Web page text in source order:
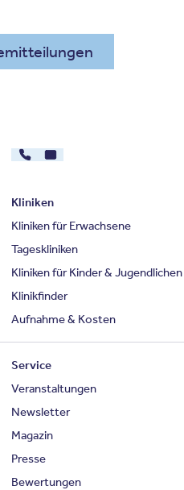
030 - 26478607
Kontakt
Kliniken
Kliniken für Erwachsene
Tageskliniken
Kliniken für Kinder & Jugendlichen
Klinikfinder
Aufnahme & Kosten
Service
Veranstaltungen
Newsletter
Magazin
Presse
Bewertungen